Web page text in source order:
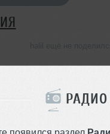
РАДИО
появился раздел